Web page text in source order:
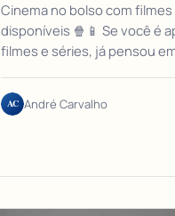
Cinema no bolso com
disponíveis 🍿📱 Se você é
filmes e séries, já pensou
AC André Carvalho